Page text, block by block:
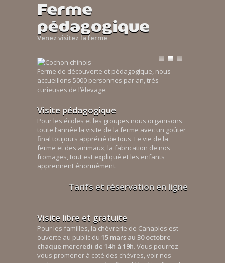
Ferme
pédagogique
Venez visitez la ferme
Ferme de découverte et pédagogique, nous
accueillons 5000 personnes par an, trés
curieuses de l’élevage.
Visite pédagogique
Pour les écoles et les groupes nous organisons
toute l’année la visite de la ferme avec un goûter
final toujours apprécié de tous. Le vie de la
ferme et des animaux, la fabrication de nos
fromages, tout est expliqué et les enfants
apprennent énormément.
Tarifs et réservation en ligne
Visite libre et gratuite
Pour les familles, la chèvrerie de Canaples est
ouverte au public du 15 mars au 30 octobre
chaque mercredi de 14h à 19h. Vous pourrez
vous promener à coté des chèvres, voir nos